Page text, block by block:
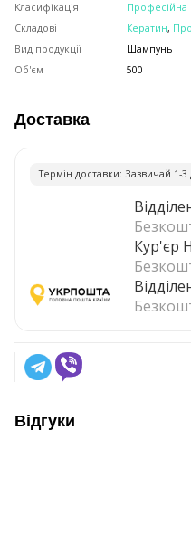
Класифікація
Професійна
Складові
Кератин,
Вид продукції
Шампунь
Об'єм
500
Доставка
Термiн доставки: Зазвичай 1-3
Кур'єр
Відгуки